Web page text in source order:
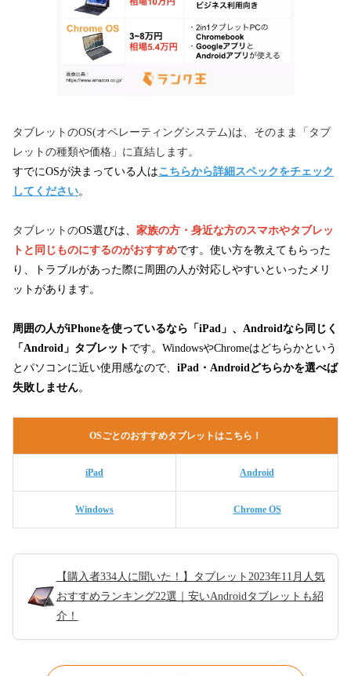
タブレットのOS(オペレーティングシステム)は、そのまま「タブ
レットの種類や価格」に直結します。
すでにOSが決まっている人はこちらから詳細スペックをチェック
してください。
タブレットのOS選びは、 家族の方・身近な方のスマホやタブレッ
トと同じものにするのがおすすめです。 使い方を教えてもらった
り、トラブルがあった際に周囲の人が対応しやすいといったメリ
ットがあります。
周囲の人がiPhoneを使っているなら「iPad」、Androidなら同じく
「Android」タブレット です。WindowsやChromeはどちらかという
とパソコンに近い使用感なので、 iPad・Androidどちらかを選べば
失敗しません。
OSごとのおすすめタブレットはこちら！
iPad Android
Windows Chrome OS
【購入者334人に聞いた！】タブレット2023年11月人気
おすすめランキング22選｜安いAndroidタブレットも紹
介！